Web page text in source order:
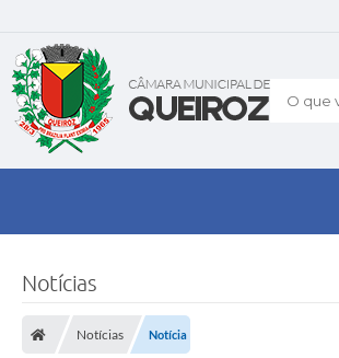
O que
Notícias
Notícias Notícia